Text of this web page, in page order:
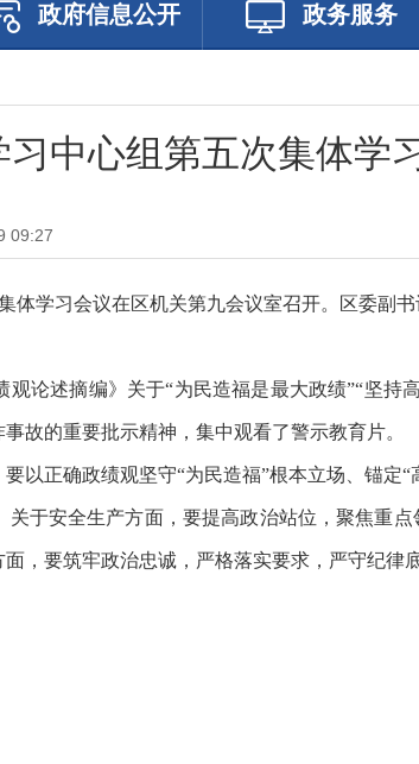
政府信息公开 政务服务
习中心组第五次集体学
09:27
体学习会议在区机关第九会议室召开。区委副
论述摘编》关于“为民造福是最大政绩”“坚持
故的重要批示精神，集中观看了警示教育片。
以正确政绩观坚守“为民造福”根本立场、锚定
于安全生产方面，要提高政治站位，聚焦重
，要筑牢政治忠诚，严格落实要求，严守纪律